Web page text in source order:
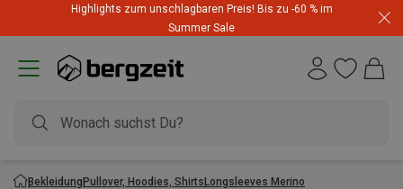
Highlights zum unschlagbaren Preis! Bis zu -60 % im
Summer Sale
BekleidungPullover, Hoodies, ShirtsLongsleeves Merino